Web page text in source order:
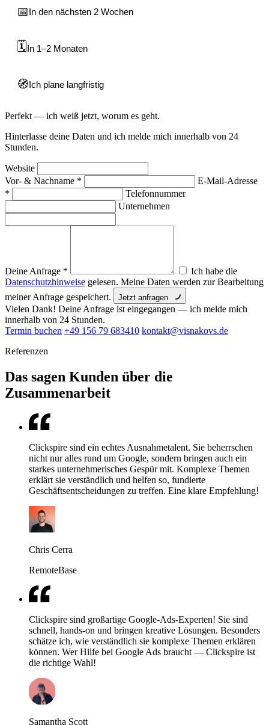
📅In den nächsten 2 Wochen
🗓️In 1–2 Monaten
🧭Ich plane langfristig
Perfekt — ich weiß jetzt, worum es geht.
Hinterlasse deine Daten und ich melde mich innerhalb von 24
Stunden.
Website
Vor- & Nachname *
E-Mail-Adresse
*
Telefonnummer
Unternehmen
Deine Anfrage *
Ich habe die
Datenschutzhinweise gelesen. Meine Daten werden zur Bearbeitung
meiner Anfrage gespeichert.
Jetzt anfragen
Vielen Dank! Deine Anfrage ist eingegangen — ich melde mich
innerhalb von 24 Stunden.
Termin buchen +49 156 79 683410 kontakt@visnakovs.de
Referenzen
Das sagen Kunden über die
Zusammenarbeit
Clickspire sind ein echtes Ausnahmetalent. Sie beherrschen
nicht nur alles rund um Google, sondern bringen auch ein
starkes unternehmerisches Gespür mit. Komplexe Themen
erklärt sie verständlich und helfen so, fundierte
Geschäftsentscheidungen zu treffen. Eine klare Empfehlung!
Chris Cerra
RemoteBase
Clickspire sind großartige Google-Ads-Experten! Sie sind
schnell, hands-on und bringen kreative Lösungen. Besonders
schätze ich, wie verständlich sie komplexe Themen erklären
können. Wer Hilfe bei Google Ads braucht — Clickspire ist
die richtige Wahl!
Samantha Scott